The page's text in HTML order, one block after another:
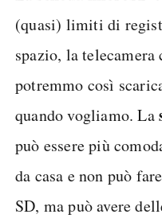
(quasi) limiti di
spazio, la
potremmo così
quando vogliamo. La
può essere più
da casa e non può
SD, ma può avere